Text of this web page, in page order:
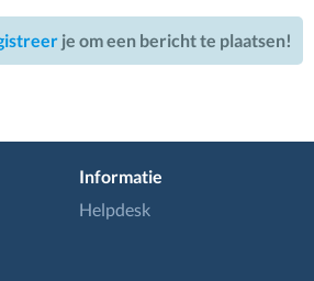
je om een bericht te plaatsen!
Informatie
Helpdesk